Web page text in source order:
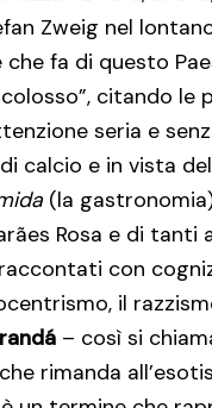
Zweig nel
fa di questo
citando le
seria e
calcio e in vista
(la
Rosa e di
con
il
– così si
rimanda